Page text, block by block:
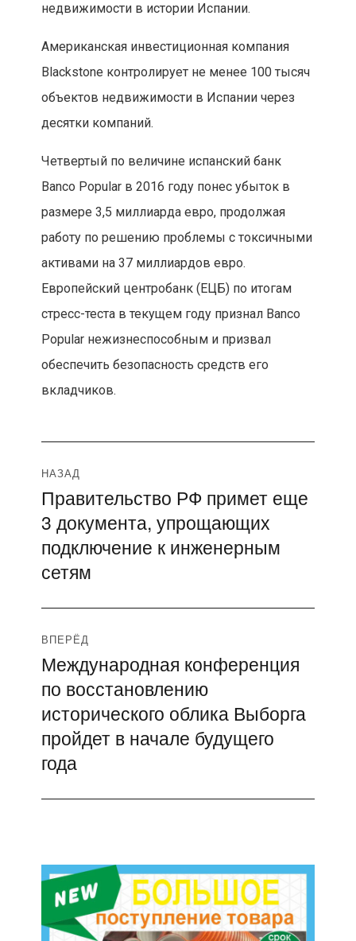
недвижимости в истории Испании.
Американская инвестиционная компания
Blackstone контролирует не менее 100 тысяч
объектов недвижимости в Испании через
десятки компаний.
Четвертый по величине испанский банк
Banco Popular в 2016 году понес убыток в
размере 3,5 миллиарда евро, продолжая
работу по решению проблемы с токсичными
активами на 37 миллиардов евро.
Европейский центробанк (ЕЦБ) по итогам
стресс-теста в текущем году признал Banco
Popular нежизнеспособным и призвал
обеспечить безопасность средств его
вкладчиков.
Навигация
по
записям
НАЗАД
Предыдущая
запись:
Правительство РФ примет еще
3 документа, упрощающих
подключение к инженерным
сетям
ВПЕРЁД
Следующая
запись:
Международная конференция
по восстановлению
исторического облика Выборга
пройдет в начале будущего
года